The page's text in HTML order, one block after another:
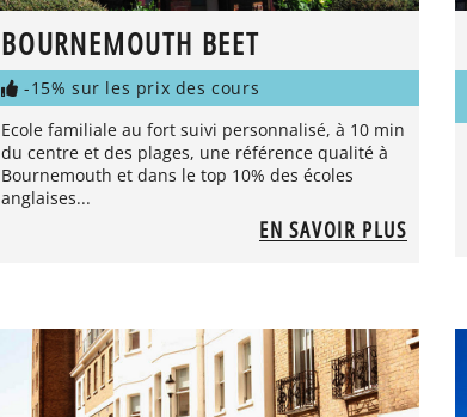
BOURNEMOUTH BEET
-15% sur les prix des cours
Ecole familiale au fort suivi personnalisé, à 10 min
du centre et des plages, une référence qualité à
Bournemouth et dans le top 10% des écoles
anglaises...
EN SAVOIR PLUS